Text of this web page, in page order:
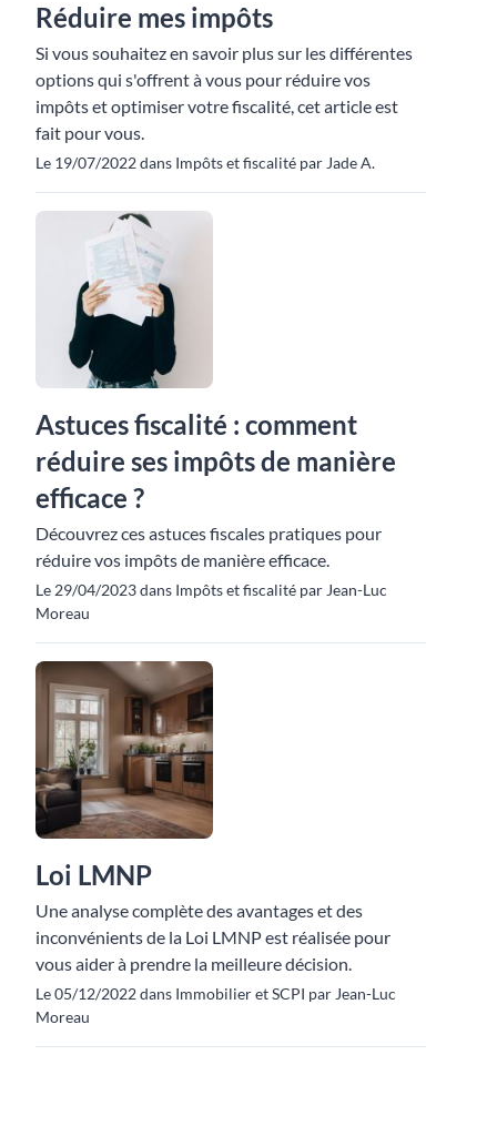
Réduire mes impôts
Si vous souhaitez en savoir plus sur les différentes
options qui s'offrent à vous pour réduire vos
impôts et optimiser votre fiscalité, cet article est
fait pour vous.
Le 19/07/2022 dans Impôts et fiscalité par Jade A.
Astuces fiscalité : comment
réduire ses impôts de manière
efficace ?
Découvrez ces astuces fiscales pratiques pour
réduire vos impôts de manière efficace.
Le 29/04/2023 dans Impôts et fiscalité par Jean-Luc
Moreau
Loi LMNP
Une analyse complète des avantages et des
inconvénients de la Loi LMNP est réalisée pour
vous aider à prendre la meilleure décision.
Le 05/12/2022 dans Immobilier et SCPI par Jean-Luc
Moreau